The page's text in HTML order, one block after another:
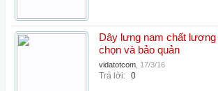
Dây lưng nam chất
chọn và bảo quản
vidatotcom 17/3/16
Trả lời: 0